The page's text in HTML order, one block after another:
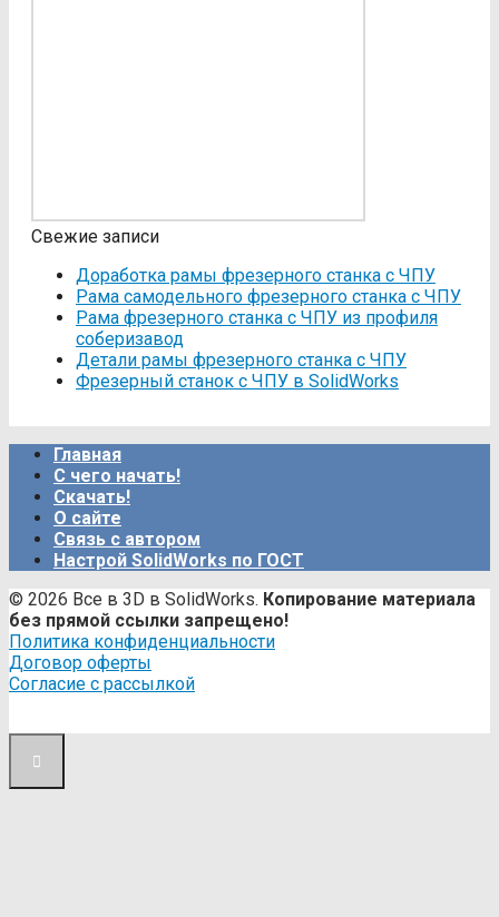
Свежие записи
Доработка рамы фрезерного станка с ЧПУ
Рама самодельного фрезерного станка с ЧПУ
Рама фрезерного станка c ЧПУ из профиля
соберизавод
Детали рамы фрезерного станка с ЧПУ
Фрезерный станок с ЧПУ в SolidWorks
Главная
С чего начать!
Скачать!
О сайте
Связь с автором
Настрой SolidWorks по ГОСТ
© 2026 Все в 3D в SolidWorks. Копирование материала
без прямой ссылки запрещено!
Политика конфиденциальности
Договор оферты
Согласие с рассылкой